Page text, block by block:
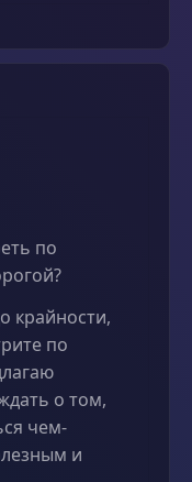
по
крайности,
по
о том,
чем-
и